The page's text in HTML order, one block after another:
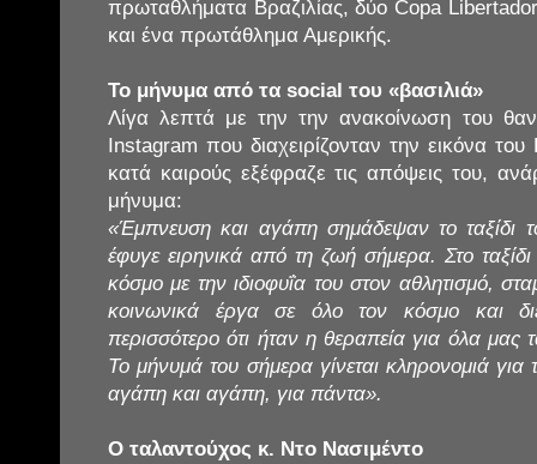
πρωταθλήματα Βραζιλίας, δύο Copa
και ένα πρωτάθλημα Αμερικής.
Το μήνυμα από τα social του «βασιλιά»
Λίγα λεπτά με την την ανακοίνωση του
Instagram που διαχειρίζονταν την εικόνα
κατά καιρούς εξέφραζε τις απόψεις του,
μήνυμα:
«Έμπνευση και αγάπη σημάδεψαν το ταξίδι
έφυγε ειρηνικά από τη ζωή σήμερα. Στο
κόσμο με την ιδιοφυΐα του στον αθλητισμό,
κοινωνικά έργα σε όλο τον κόσμο και
περισσότερο ότι ήταν η θεραπεία για όλα
Το μήνυμά του σήμερα γίνεται κληρονομιά για
αγάπη και αγάπη, για πάντα».
Ο ταλαντούχος κ. Ντο Νασιμέντο